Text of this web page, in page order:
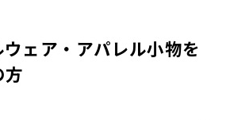
ェア・アパレル小物を
方